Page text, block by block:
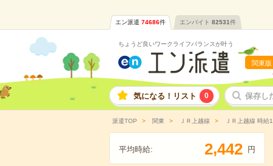
エン派遣 74686件 エンバイト 82531件
ちょうど良いワークライフバランスが叶う
関東版
気になる！リスト 0 保存し
派遣TOP 関東 ＪＲ上越線 ＪＲ上越線 時給
平均時給: 2,442 円